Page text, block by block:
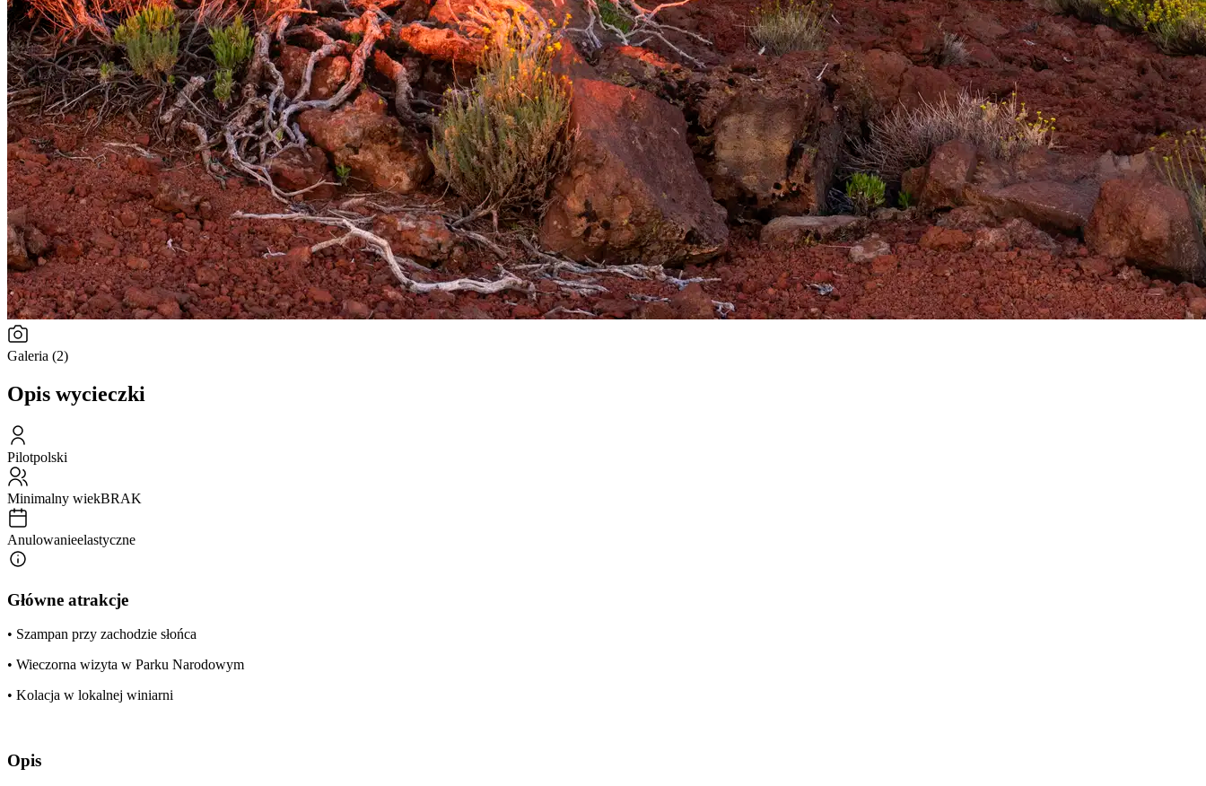
Galeria (2)
Opis wycieczki
Pilotpolski
Minimalny wiekBRAK
Anulowanieelastyczne
Główne atrakcje
• Szampan przy zachodzie słońca
• Wieczorna wizyta w Parku Narodowym
• Kolacja w lokalnej winiarni
Opis